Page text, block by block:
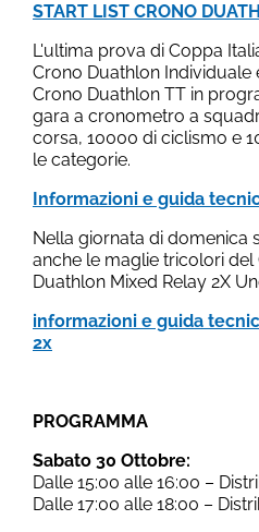
START LIST CRONO
L'ultima prova di Coppa
Crono Duathlon Individuale
Crono Duathlon TT in
gara a cronometro a
corsa, 10000 di ciclismo e
le categorie.
Informazioni e guida
Nella giornata di domenica
anche le maglie tricolori
Duathlon Mixed Relay 2X
informazioni e guida
2x
PROGRAMMA
Sabato 30 Ottobre:
Dalle 15:00 alle 16:00 –
Dalle 17:00 alle 18:00 –